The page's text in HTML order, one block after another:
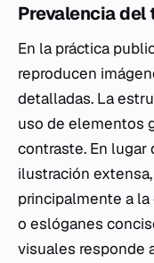
Prevalencia del
En la práctica
reproducen
detalladas. La
uso de elementos
contraste. En
ilustración
principalmente a
o eslóganes
visuales responde